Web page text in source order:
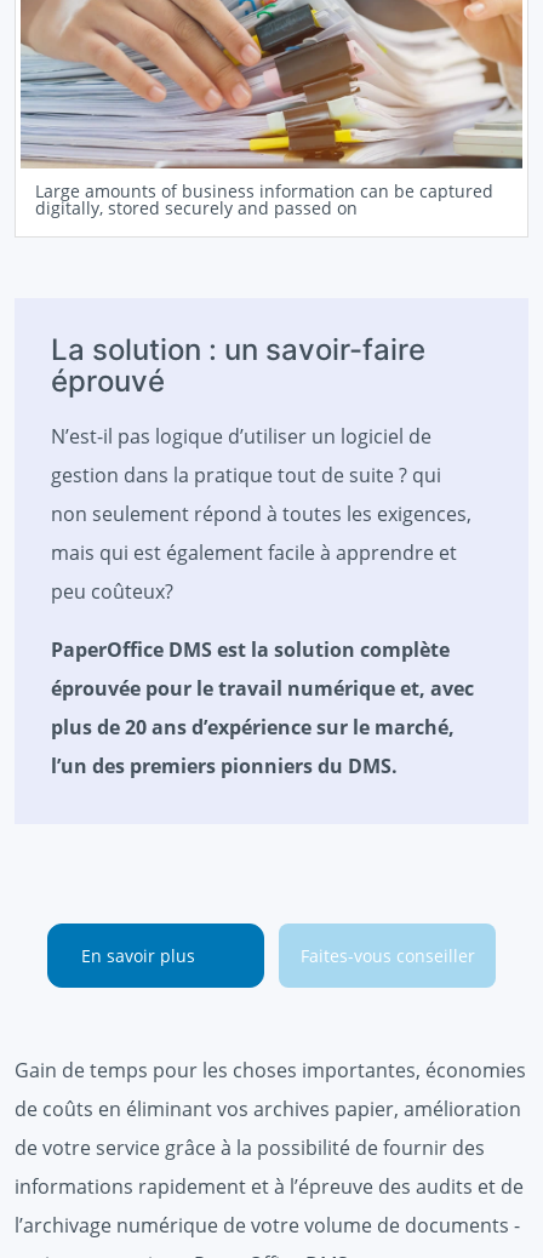
Large amounts of business information can be captured
digitally, stored securely and passed on
La solution : un savoir-faire
éprouvé
N’est-il pas logique d’utiliser un logiciel de
gestion dans la pratique tout de suite ? qui
non seulement répond à toutes les exigences,
mais qui est également facile à apprendre et
peu coûteux?
PaperOffice DMS est la solution complète
éprouvée pour le travail numérique et, avec
plus de 20 ans d’expérience sur le marché,
l’un des premiers pionniers du DMS.
En savoir plus Faites-vous conseiller
Gain de temps pour les choses importantes, économies
de coûts en éliminant vos archives papier, amélioration
de votre service grâce à la possibilité de fournir des
informations rapidement et à l’épreuve des audits et de
l’archivage numérique de votre volume de documents -